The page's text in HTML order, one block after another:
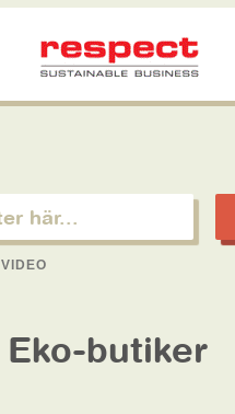
VIDEO
Eko-butiker